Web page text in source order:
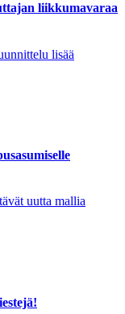
liikkumavaraa
lisää
uutta mallia